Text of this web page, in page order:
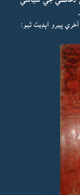
آخري ڀيرو اپڊيٽ ٿيو: